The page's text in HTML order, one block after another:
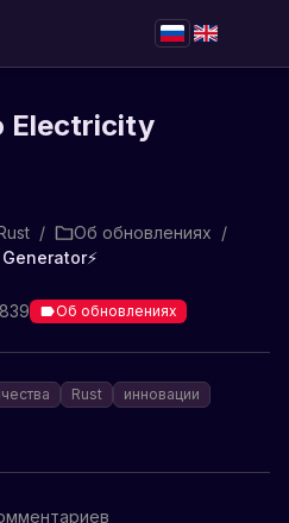
Electricity
/ Об обновлениях /
839 Об обновлениях
Rust
инновации